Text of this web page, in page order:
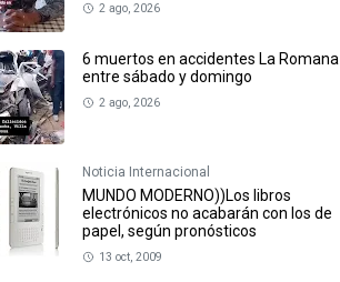
2 ago, 2026
6 muertos en accidentes La Romana
entre sábado y domingo
2 ago, 2026
Noticia Internacional
MUNDO MODERNO))Los libros
electrónicos no acabarán con los de
papel, según pronósticos
13 oct, 2009